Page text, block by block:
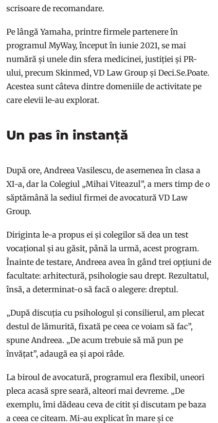
scrisoare de recomandare.
Pe lângă Yamaha, printre firmele partenere în
programul MyWay, început în iunie 2021, se mai
numără și unele din sfera medicinei, justiției și PR-
ului, precum Skinmed, VD Law Group și Deci.Se.Poate.
Acestea sunt câteva dintre domeniile de activitate pe
care elevii le-au explorat.
Un pas în instanță
După ore, Andreea Vasilescu, de asemenea în clasa a
XI-a, dar la Colegiul „Mihai Viteazul”, a mers timp de o
săptămână la sediul firmei de avocatură VD Law
Group.
Diriginta le-a propus ei și colegilor să dea un test
vocațional și au găsit, până la urmă, acest program.
Înainte de testare, Andreea avea în gând trei opțiuni de
facultate: arhitectură, psihologie sau drept. Rezultatul,
însă, a determinat-o să facă o alegere: dreptul.
„După discuția cu psihologul și consilierul, am plecat
destul de lămurită, fixată pe ceea ce voiam să fac”,
spune Andreea. „De acum trebuie să mă pun pe
învățat”, adaugă ea și apoi râde.
La biroul de avocatură, programul era flexibil, uneori
pleca acasă spre seară, alteori mai devreme. „De
exemplu, îmi dădeau ceva de citit și discutam pe baza
a ceea ce citeam. Mi-au explicat în mare și ce